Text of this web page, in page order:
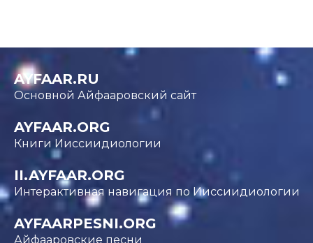
AYFAAR.RU
Основной Айфааровский сайт
AYFAAR.ORG
Книги Ииссиидиологии
II.AYFAAR.ORG
Интерактивная навигация по Ииссиидиологии
AYFAARPESNI.ORG
Айфааровские песни